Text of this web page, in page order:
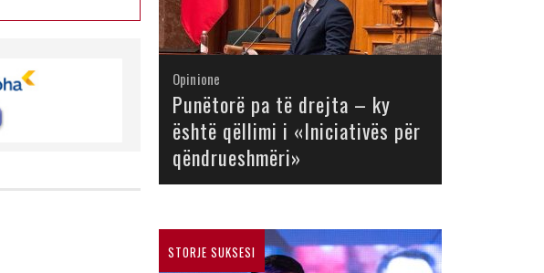
Opinione
Opinione
Punëtorë pa të drejta – ky
është qëllimi i «Iniciativës për
qëndrueshmëri»
Opinione
Opinione
Opinione
Opinione
Opinione
Opinione
STORJE SUKSESI